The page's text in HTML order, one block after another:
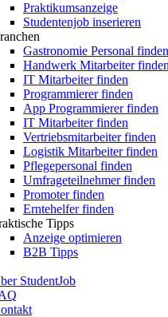
Praktikumsanzeige
Studentenjob inserieren
Gastronomie Personal finden
Handwerk Mitarbeiter finden
IT Mitarbeiter finden
Programmierer finden
App Programmierer finden
IT Mitarbeiter finden
Vertriebsmitarbeiter finden
Logistik Mitarbeiter finden
Pflegepersonal finden
Umfrageteilnehmer finden
Promoter finden
Erntehelfer finden
Tipps
Anzeige optimieren
B2B Tipps
StudentJob